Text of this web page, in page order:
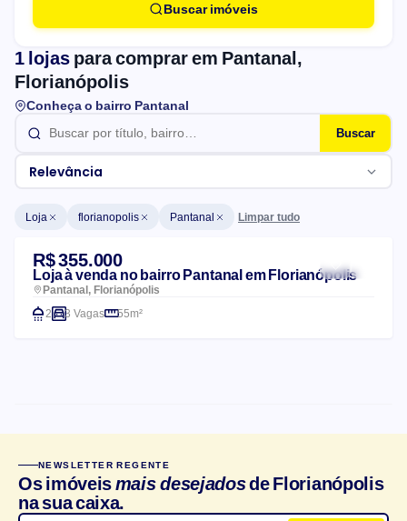
Buscar imóveis
1 lojaspara comprar em Pantanal,
Florianópolis
Conheça o bairro Pantanal
Buscar
Relevância
Loja florianopolis Pantanal Limpar tudo
Lista de imóveis
R$ 355.000
Loja à venda no bairro Pantanal em Florianópolis
Pantanal, Florianópolis
2
3 Vagas 55m²
CARACTERÍSTICAS DO CONDOMÍNIO
Churrasqueira
Elevador
NEWSLETTER REGENTE
Os imóveismais desejadosde Florianópolis
na sua caixa.